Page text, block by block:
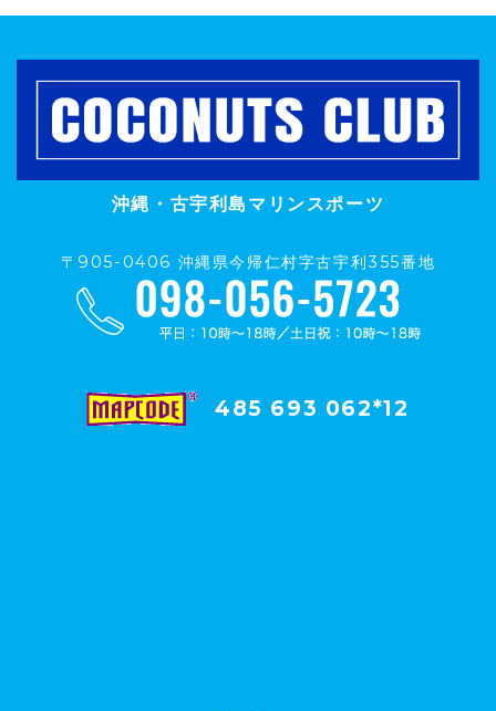
沖縄・古宇利島マリンスポーツ
〒905-0406 沖縄県今帰仁村字古宇利355番地
485 693 062*12